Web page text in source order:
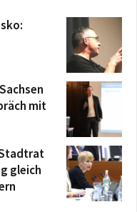
mit
gleich